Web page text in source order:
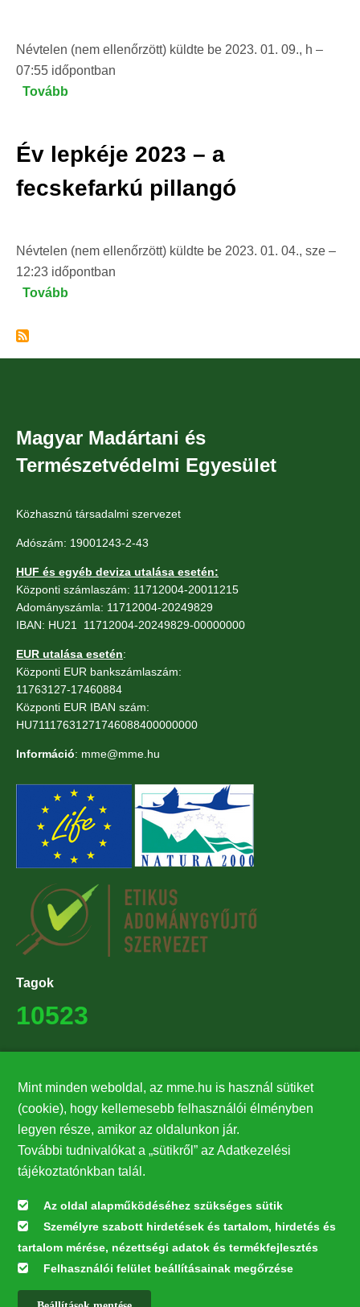
Névtelen (nem ellenőrzött) küldte be 2023. 01. 09., h –
07:55 időpontban
Tovább
-
)
Év lepkéje 2023 – a
fecskefarkú pillangó
Névtelen (nem ellenőrzött) küldte be 2023. 01. 04., sze –
12:23 időpontban
Tovább
–
Magyar Madártani és
Természetvédelmi Egyesület
Közhasznú társadalmi szervezet
Adószám: 19001243-2-43
HUF és egyéb deviza utalása esetén:
Központi számlaszám: 11712004-20011215
Adományszámla: 11712004-20249829
IBAN: HU21 11712004-20249829-00000000
EUR utalása esetén:
Központi EUR bankszámlaszám:
11763127-17460884
Központi EUR IBAN szám:
HU71117631271746088400000000
Információ: mme@mme.hu
Tagok
10523
27224
Hírlevél feliratkozás
Értesüljön elsőként legfrissebb híreinkről, eseményeinkről!
Feliratkozás
Mint minden weboldal, az mme.hu is használ sütiket
(cookie), hogy kellemesebb felhasználói élményben
legyen része, amikor az oldalunkon jár.
További tudnivalókat a „sütikről” az Adatkezelési
tájékoztatónkban talál.
Az oldal alapműködéséhez szükséges sütik
Személyre szabott hirdetések és tartalom, hirdetés és
tartalom mérése, nézettségi adatok és termékfejlesztés
Felhasználói felület beállításainak megőrzése